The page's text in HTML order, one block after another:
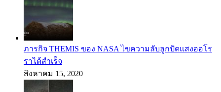
ภารกิจ THEMIS ของ NASA ไขความลับลูกปัดแสงออโร
ราได้สำเร็จ
สิงหาคม 15, 2020